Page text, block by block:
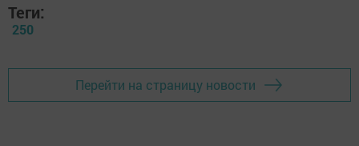
Теги:
250
Перейти на страницу новости